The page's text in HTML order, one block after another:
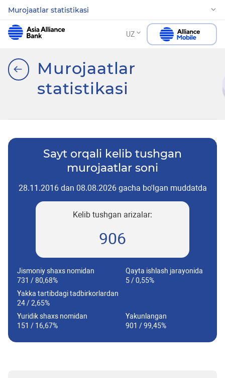
Murojaatlar statistikasi
UZ
Murojaatlar
statistikasi
Sayt orqali kelib tushgan
murojaatlar soni
28.11.2016 dan 08.08.2026 gacha bo'lgan muddatda
Kelib tushgan arizalar:
906
Jismoniy shaxs nomidan
731 / 80,68%
Qayta ishlash jarayonida
5 / 0,55%
Yakka tartibdagi tadbirkorlardan
24 / 2,65%
Yuridik shaxs nomidan
151 / 16,67%
Yakunlangan
901 / 99,45%